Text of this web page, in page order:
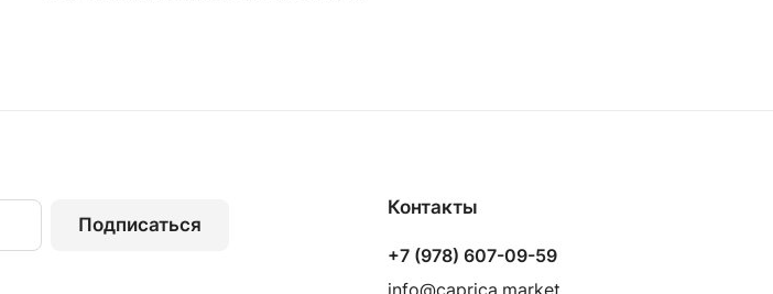
Подписаться
Контакты
+7 (978) 607-09-59